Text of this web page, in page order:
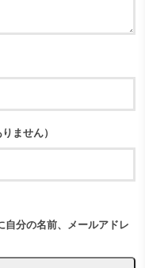
ません）
自分の名前、メールアドレ